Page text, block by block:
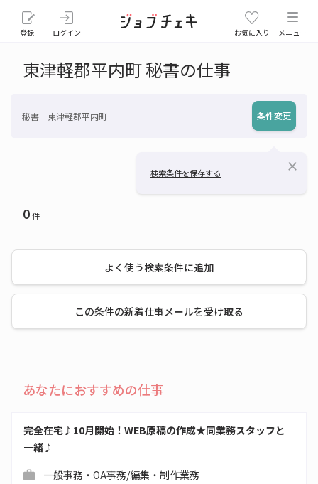
登録 ログイン お気に入り メニュー
東津軽郡平内町 秘書の仕事
秘書 東津軽郡平内町 条件変更
検索条件を保存する close
0件
よく使う検索条件に追加
この条件の新着仕事メールを受け取る
あなたにおすすめの仕事
完全在宅♪10月開始！WEB原稿の作成★同業務スタッフと
一緒♪
一般事務・OA事務/編集・制作業務